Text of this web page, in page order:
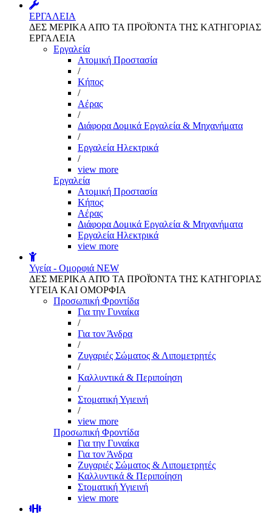
ΕΡΓΑΛΕΙΑ
ΔΕΣ ΜΕΡΙΚΑ ΑΠΌ ΤΑ ΠΡΟΪΌΝΤΑ ΤΗΣ ΚΑΤΗΓΟΡΙΑΣ
ΕΡΓΑΛΕΙΑ
Εργαλεία
Aτομική Προστασία
/
Kήπος
/
Αέρας
/
Διάφορα Δομικά Εργαλεία & Μηχανήματα
/
Εργαλεία Ηλεκτρικά
/
view more
Εργαλεία
Aτομική Προστασία
Kήπος
Αέρας
Διάφορα Δομικά Εργαλεία & Μηχανήματα
Εργαλεία Ηλεκτρικά
view more
Υγεία - Ομορφιά NEW
ΔΕΣ ΜΕΡΙΚΑ ΑΠΌ ΤΑ ΠΡΟΪΌΝΤΑ ΤΗΣ ΚΑΤΗΓΟΡΙΑΣ
ΥΓΕΙΑ ΚΑΙ ΟΜΟΡΦΙΑ
Προσωπική Φροντίδα
Για την Γυναίκα
/
Για τον Άνδρα
/
Ζυγαριές Σώματος & Λιπομετρητές
/
Καλλυντικά & Περιποίηση
/
Στοματική Υγιεινή
/
view more
Προσωπική Φροντίδα
Για την Γυναίκα
Για τον Άνδρα
Ζυγαριές Σώματος & Λιπομετρητές
Καλλυντικά & Περιποίηση
Στοματική Υγιεινή
view more